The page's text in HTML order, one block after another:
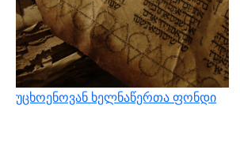
უცხოენოვან ხელნაწერთა ფონდი